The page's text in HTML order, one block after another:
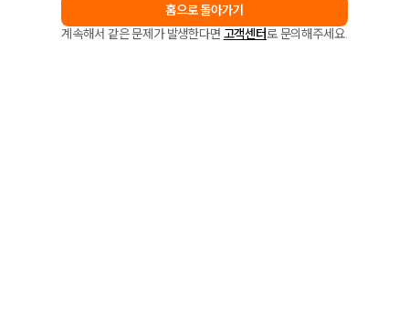
홈으로 돌아가기
계속해서 같은 문제가 발생한다면 고객센터로 문의해주세요.